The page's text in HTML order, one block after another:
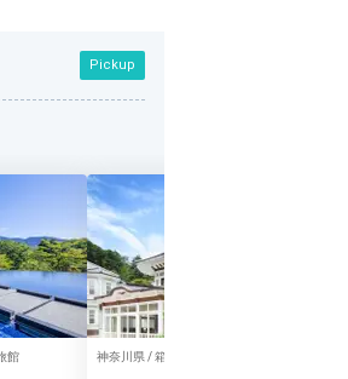
Pickup
館 神奈川県 / 箱根 / リゾートホテル